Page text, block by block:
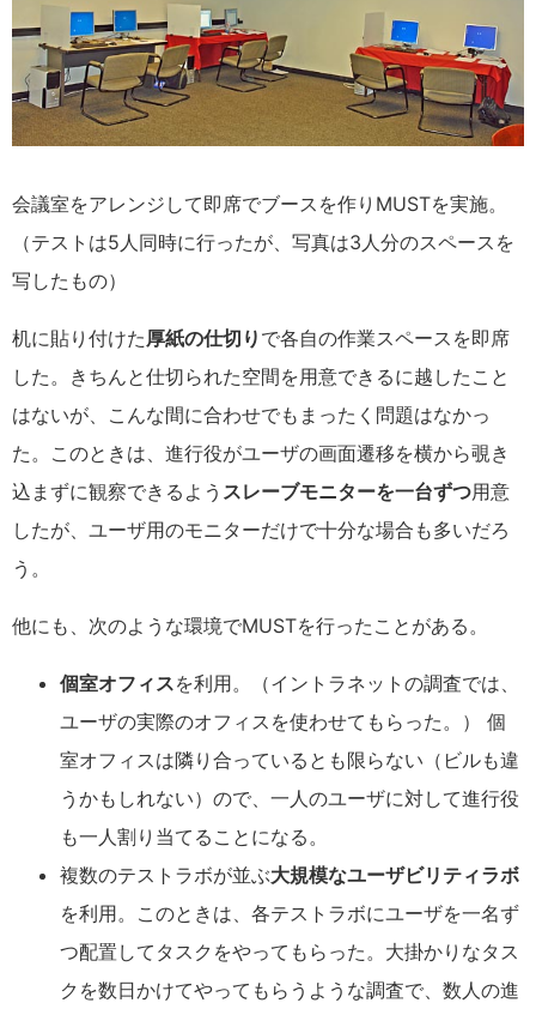
会議室をアレンジして即席でブースを作りMUSTを実施。
（テストは5人同時に行ったが、写真は3人分のスペースを
写したもの）
机に貼り付けた厚紙の仕切り で各自の作業スペースを即席
した。きちんと仕切られた空間を用意できるに越したこと
はないが、こんな間に合わせでもまったく問題はなかっ
た。このときは、進行役がユーザの画面遷移を横から覗き
込まずに観察できるよう スレーブモニターを一台ずつ用意
したが、ユーザ用のモニターだけで十分な場合も多いだろ
う。
他にも、次のような環境でMUSTを行ったことがある。
個室オフィスを利用。（イントラネットの調査では、
ユーザの実際のオフィスを使わせてもらった。） 個
室オフィスは隣り合っているとも限らない（ビルも違
うかもしれない）ので、一人のユーザに対して進行役
も一人割り当てることになる。
複数のテストラボが並ぶ大規模なユーザビリティラボ
を利用。このときは、各テストラボにユーザを一名ず
つ配置してタスクをやってもらった。大掛かりなタス
クを数日かけてやってもらうような調査で、数人の進